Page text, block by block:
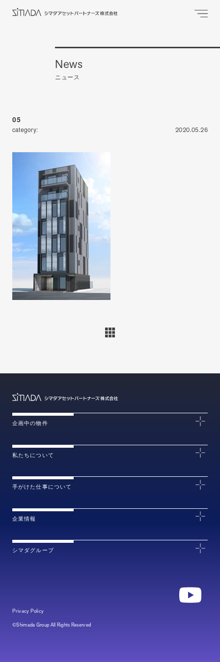
News
ニュース
05
category: 2020.05.26
企画中の物件
私たちについて
手がけた仕事について
企業情報
シマダグループ
Privacy Policy
©Shimada Group All Rights Reserved